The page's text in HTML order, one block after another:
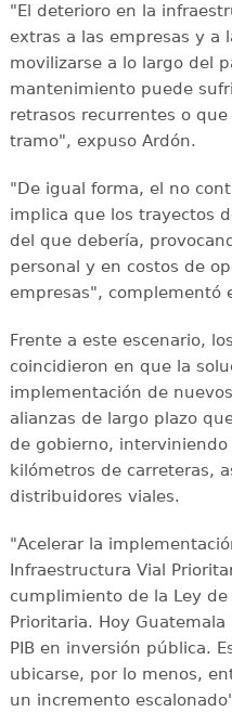
"El deterioro en la
extras a las empresas y a
movilizarse a lo largo del
mantenimiento puede
retrasos recurrentes o
tramo", expuso Ardón.
"De igual forma, el no
implica que los trayectos
del que debería,
personal y en costos de
empresas", complementó
Frente a este escenario,
coincidieron en que la
implementación de
alianzas de largo plazo
de gobierno,
kilómetros de carreteras,
distribuidores viales.
"Acelerar la
Infraestructura Vial
cumplimiento de la Ley de
Prioritaria. Hoy
PIB en inversión pública.
ubicarse, por lo menos,
un incremento